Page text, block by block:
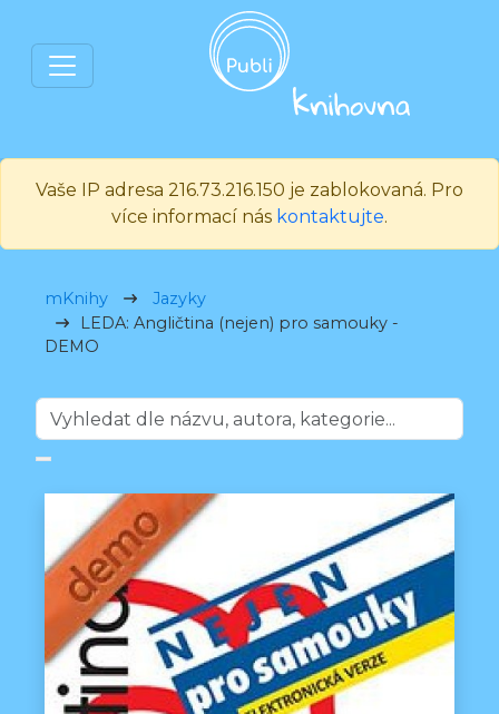
Vaše IP adresa 216.73.216.150 je zablokovaná. Pro
více informací nás kontaktujte.
mKnihy
Jazyky
LEDA: Angličtina (nejen) pro samouky -
DEMO